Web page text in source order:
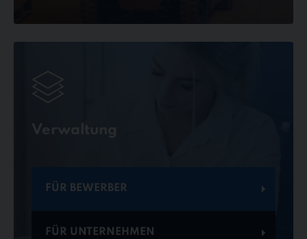
Verwaltung
FÜR BEWERBER
FÜR UNTERNEHMEN